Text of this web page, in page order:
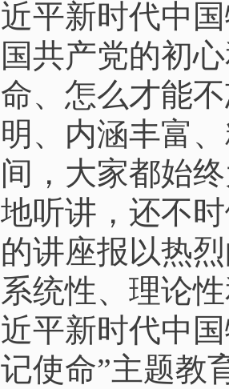
近平新时代中
国共产党的初
命、怎么才能
明、内涵丰富
间，大家都始
地听讲，还不
的讲座报以热
系统性、理论
近平新时代中
记使命”主题教